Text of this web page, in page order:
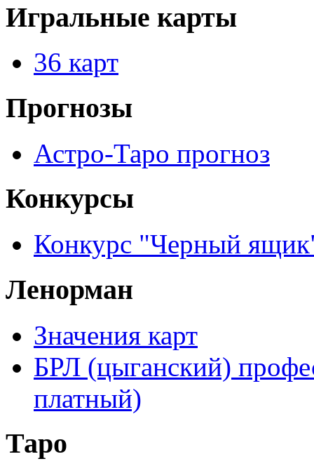
Игральные карты
36 карт
Прогнозы
Астро-Таро прогноз
Конкурсы
Конкурс "Черный
Ленорман
Значения карт
БРЛ (цыганский)
платный)
Таро